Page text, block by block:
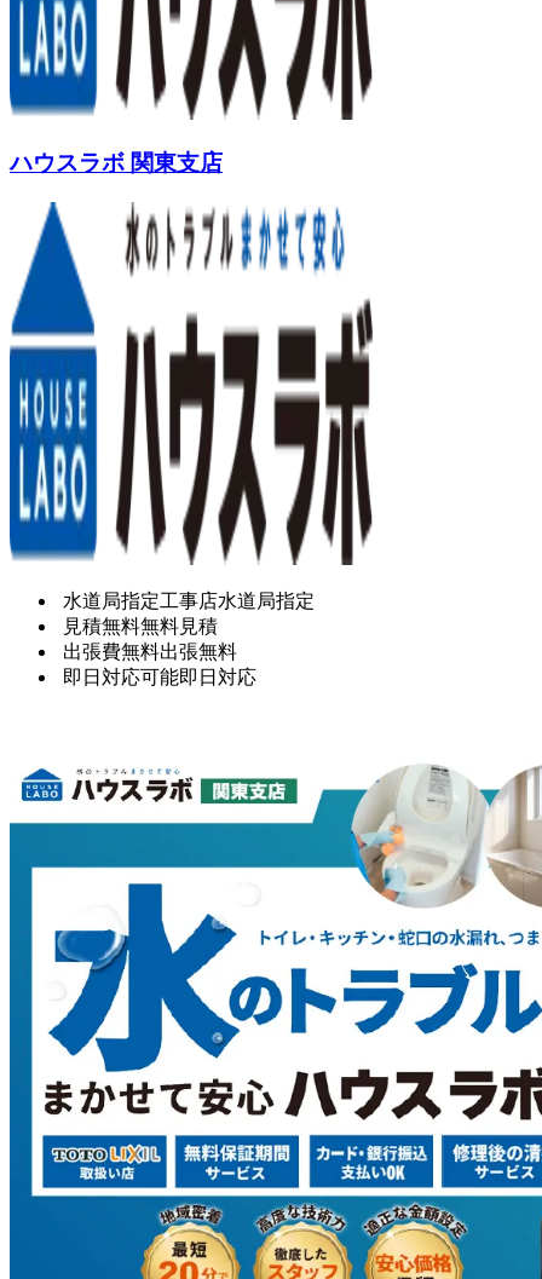
ハウスラボ 関東支店
水道局指定工事店水道局指定
見積無料無料見積
出張費無料出張無料
即日対応可能即日対応